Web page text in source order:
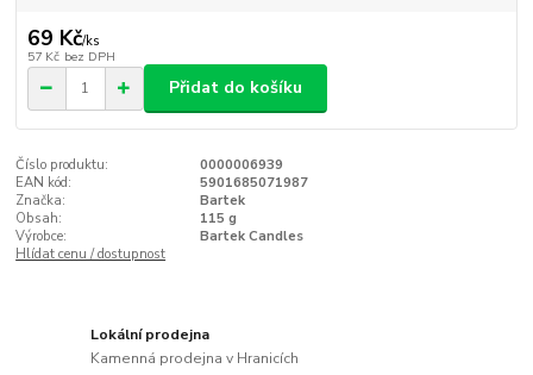
69 Kč/ks
57 Kč bez DPH
Přidat do košíku
Číslo produktu:
0000006939
EAN kód:
5901685071987
Značka:
Bartek
Obsah:
115 g
Výrobce:
Bartek Candles
Hlídat cenu / dostupnost
Lokální prodejna
Kamenná prodejna v Hranicích